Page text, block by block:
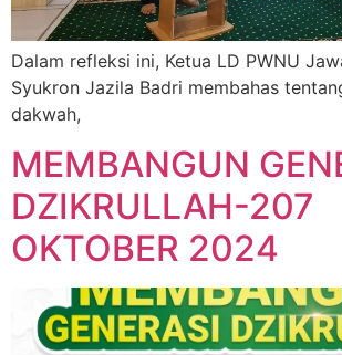
Dalam refleksi ini, Ketua LD PWNU
Syukron Jazila Badri membahas
dakwah,
MEMBANGUN
DZIKRULLAH-207
OKTOBER 2024